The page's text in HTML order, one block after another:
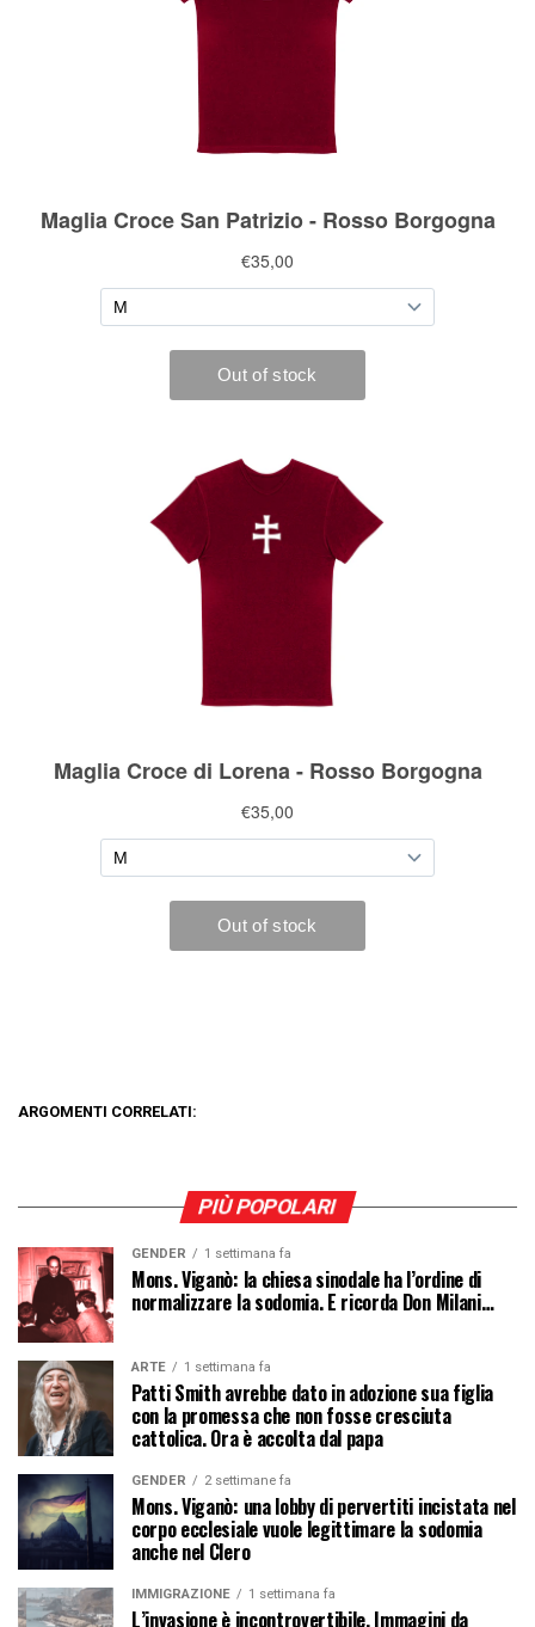
ARGOMENTI CORRELATI:
PIÙ POPOLARI
GENDER 1 settimana fa
Mons. Viganò: la chiesa sinodale ha l’ordine di
normalizzare la sodomia. E ricorda Don Milani…
ARTE 1 settimana fa
Patti Smith avrebbe dato in adozione sua figlia
con la promessa che non fosse cresciuta
cattolica. Ora è accolta dal papa
GENDER 2 settimane fa
Mons. Viganò: una lobby di pervertiti incistata nel
corpo ecclesiale vuole legittimare la sodomia
anche nel Clero
IMMIGRAZIONE 1 settimana fa
L’invasione è incontrovertibile. Immagini da